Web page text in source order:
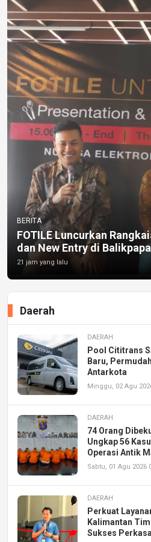
BERITA
FOTILE Luncurkan
dan New Entry di
21 jam yang lalu
Daerah
DAERAH
Pool Cititrans
Baru,
Antarkota
Minggu, 02 Agu
DAERAH
74 Orang
Ungkap 56
Operasi Antik
Sabtu, 01 Agu 2026
DAERAH
Perkuat
Kalimantan
Sukses